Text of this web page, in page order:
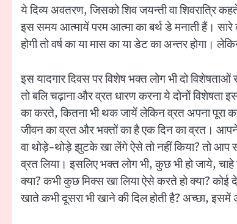
ये दिव्य अवतरण, जिसको शिव जयन्ती वा
इस समय आत्मायें परम आत्मा का बर्थ डे मनाती हैं। सारे
होगी तो वर्ष का या मास का या डेट का अन्तर
इस यादगार दिवस पर विशेष भक्त लोग भी दो
तो बलि चढ़ाना और व्रत धारण करना ये दोनों
का करते, कितना भी थक जायें लेकिन व्रत अपना पूरा
जीवन का व्रत और भक्तों का है एक दिन का व्रत। आपने
वा थोड़े-थोड़े झुटके खा लेंगे ऐसे तो नहीं किया? तो आप
व्रत लिया। इसलिए भक्त लोग भी, कुछ भी हो जाये,
क्या? कभी कुछ मिक्स खा लिया ऐसे करते हो क्या?
खाते कभी दूसरा भी खाने की दिल होती है? अच्छा, इसमें